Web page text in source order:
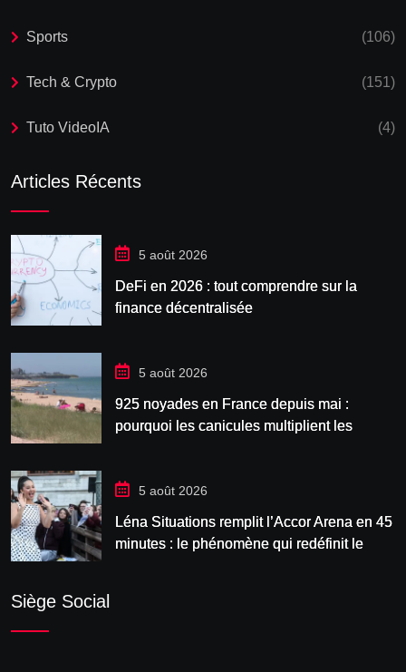
Sports (106)
Tech & Crypto (151)
Tuto VideoIA (4)
Articles Récents
5 août 2026
DeFi en 2026 : tout comprendre sur la
finance décentralisée
5 août 2026
925 noyades en France depuis mai :
pourquoi les canicules multiplient les
5 août 2026
Léna Situations remplit l’Accor Arena en 45
minutes : le phénomène qui redéfinit le
Siège Social